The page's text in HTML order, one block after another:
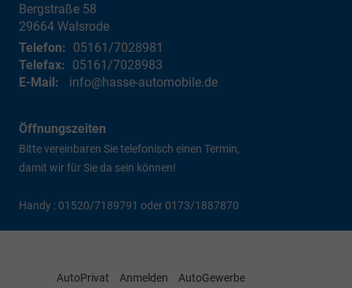
Bergstraße 58
29664 Walsrode
Telefon: 05161/7028981
Telefax: 05161/7028983
E-Mail:
info@hasse-automobile.de
Öffnungszeiten
Bitte vereinbaren Sie telefonisch einen Termin,
damit wir für Sie da sein können!
Handy : 01520/7189791 oder 0173/1887870
AutoPrivat Anmelden
AutoGewerbe